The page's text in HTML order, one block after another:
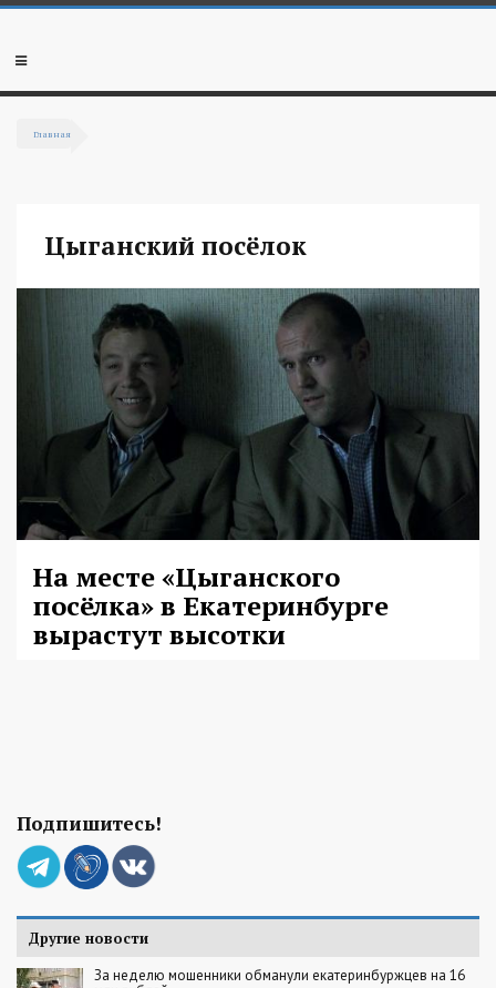
Перейти к основному содержанию
Мобильное
Главная
Цыганский посёлок
На месте «Цыганского
посёлка» в Екатеринбурге
вырастут высотки
Подпишитесь!
Другие новости
За неделю мошенники обманули екатеринбуржцев на 16